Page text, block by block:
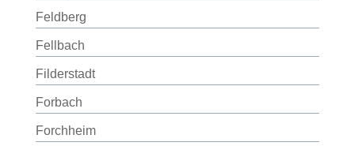
Feldberg
Fellbach
Filderstadt
Forbach
Forchheim